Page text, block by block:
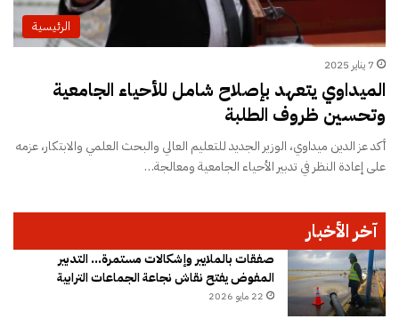
الرئيسية
7 يناير 2025
الميداوي يتعهد بإصلاح شامل للأحياء الجامعية
وتحسين ظروف الطلبة
أكد عز الدين ميداوي، الوزير الجديد للتعليم العالي والبحث العلمي والابتكار، عزمه
على إعادة النظر في تدبير الأحياء الجامعية ومعالجة…
آخر الأخبار
صفقات بالملايير وإشكالات مستمرة… التدبير
المفوض يفتح نقاش نجاعة الجماعات الترابية
22 مايو 2026